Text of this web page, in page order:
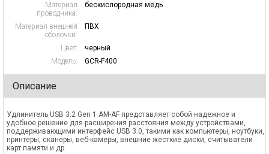
Материал
проводника:
бескислородная медь
Материал внешней
оболочки:
ПВХ
Цвет:
черный
Модель:
GCR-F400
Описание
Удлинитель USB 3.2 Gen 1 AM-AF представляет собой надежное и
удобное решение для расширения расстояния между устройствами,
поддерживающими интерфейс USB 3.0, такими как компьютеры, ноутбуки,
принтеры, сканеры, веб-камеры, внешние жесткие диски, считыватели
карт памяти и др.